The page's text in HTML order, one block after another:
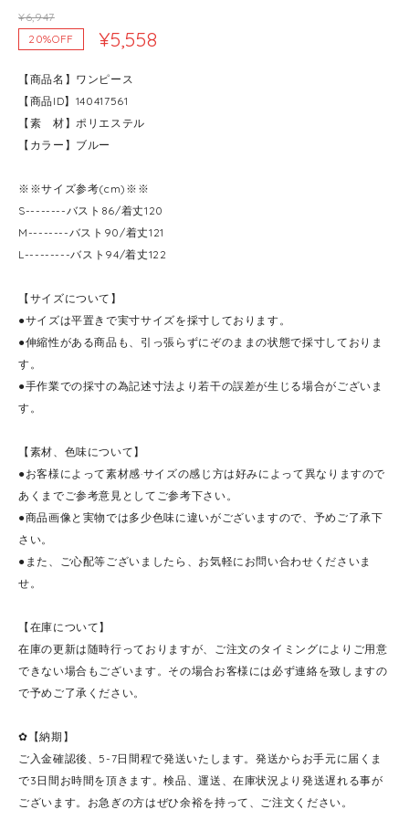
¥6,947
20%OFF
¥5,558
【商品名】ワンピース
【商品ID】140417561
【素 材】ポリエステル
【カラー】ブルー
※※サイズ参考(cm)※※
S--------バスト86/着丈120
M--------バスト90/着丈121
L---------バスト94/着丈122
【サイズについて】
●サイズは平置きで実寸サイズを採寸しております。
●伸縮性がある商品も、引っ張らずにぞのままの状態で採寸しておりま
す。
●手作業での採寸の為記述寸法より若干の誤差が生じる場合がございま
す。
【素材、色味について】
●お客様によって素材感·サイズの感じ方は好みによって異なりますので
あくまでご参考意見としてご参考下さい。
●商品画像と実物では多少色味に違いがございますので、予めご了承下
さい。
●また、ご心配等ございましたら、お気軽にお問い合わせくださいま
せ。
【在庫について】
在庫の更新は随時行っておりますが、ご注文のタイミングによりご用意
できない場合もございます。その場合お客様には必ず連絡を致しますの
で予めご了承ください。
✿【納期】
ご入金確認後、5-7日間程で発送いたします。発送からお手元に届くま
で3日間お時間を頂きます。検品、運送、在庫状況より発送遅れる事が
ございます。お急ぎの方はぜひ余裕を持って、ご注文ください。